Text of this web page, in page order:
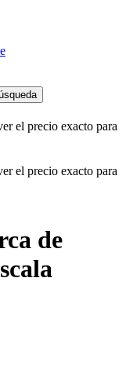
el precio exacto para
el precio exacto para
de